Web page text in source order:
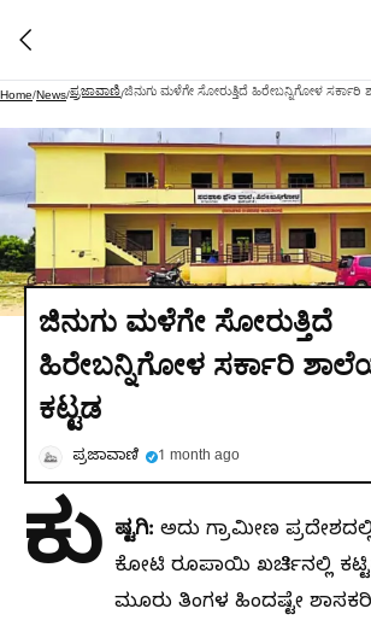
Home/News/ಪ್ರಜಾವಾಣಿ/ಜಿನುಗು ಮಳೆಗೇ ಸೋರುತ್ತಿದೆ ಹಿರೇಬನ್ನಿಗೋಳ
ಜಿನುಗು ಮಳೆಗೇ ಸೋರುತ್ತಿದೆ
ಹಿರೇಬನ್ನಿಗೋಳ ಸರ್ಕಾರಿ
ಕಟ್ಟಡ
ಪ್ರಜಾವಾಣಿ 1 month ago
ಕು ಷ್ಟಗಿ: ಅದು ಗ್ರಾಮೀಣ
ಕೋಟಿ ರೂಪಾಯಿ ಖರ್ಚಿನಲ್ಲಿ
ಮೂರು ತಿಂಗಳ ಹಿಂದಷ್ಟೇ